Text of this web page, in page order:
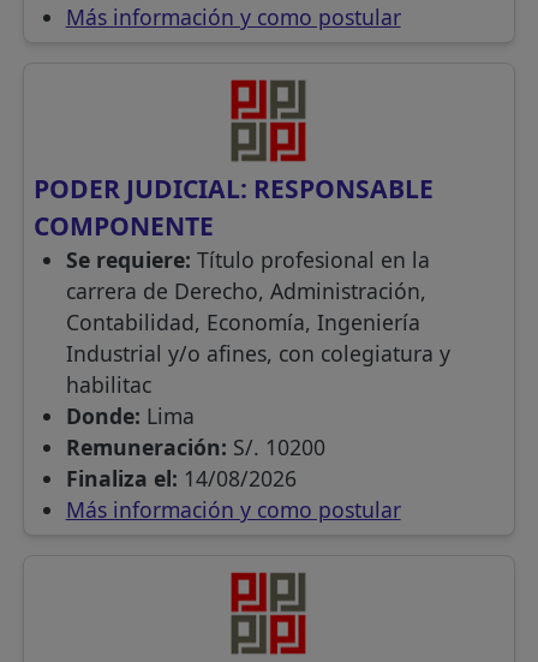
Más información y como postular
PODER JUDICIAL: RESPONSABLE
COMPONENTE
Se requiere: Título profesional en la
carrera de Derecho, Administración,
Contabilidad, Economía, Ingeniería
Industrial y/o afines, con colegiatura y
habilitac
Donde: Lima
Remuneración: S/. 10200
Finaliza el: 14/08/2026
Más información y como postular